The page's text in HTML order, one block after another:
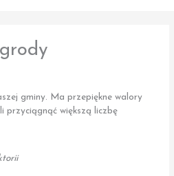
gminy. Ma przepiękne walory
przyciągnąć większą liczbę